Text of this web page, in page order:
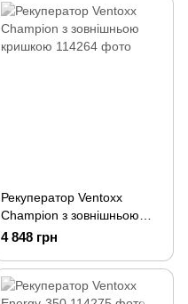
Рекуператор Ventoxx
Champion з зовнішньою
кришкою
4 848 грн